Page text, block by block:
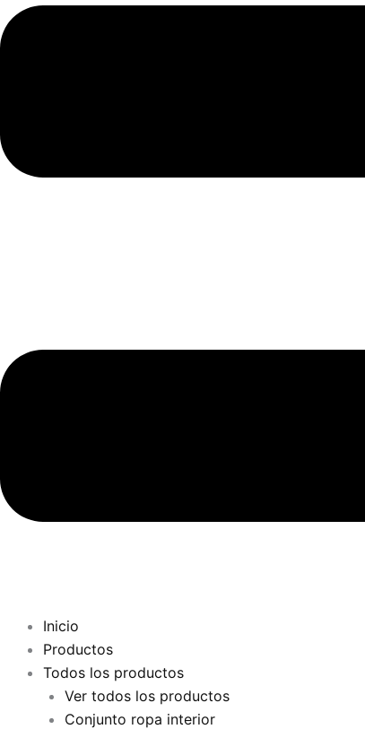
Inicio
Productos
Todos los productos
Ver todos los productos
Conjunto ropa interior